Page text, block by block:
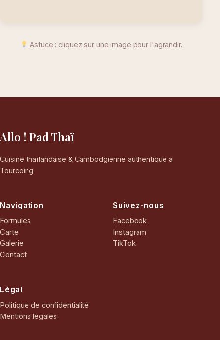
Notre mascotte
Astuce : cliquez sur une image pour l'agrandir.
Allo ! Pad Thaï
Cuisine thaïlandaise & Cambodgienne authentique à
Tourcoing
Navigation
Formules
Carte
Galerie
Contact
Suivez-nous
Facebook
Instagram
TikTok
Légal
Politique de confidentialité
Mentions légales